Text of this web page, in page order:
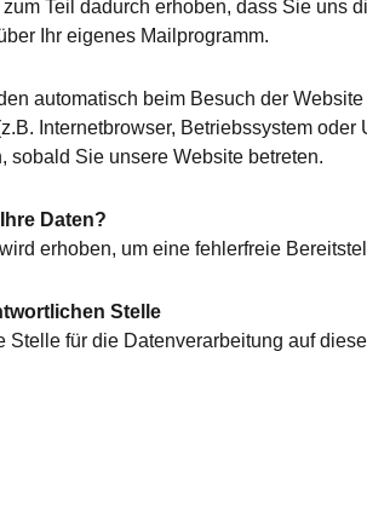
zum Teil dadurch erhoben, dass Sie uns
Ihr eigenes Mailprogramm.
automatisch beim Besuch der
Internetbrowser, Betriebssystem
sobald Sie unsere Website betreten.
Daten?
erhoben, um eine fehlerfreie
Stelle
Stelle für die Datenverarbeitung auf